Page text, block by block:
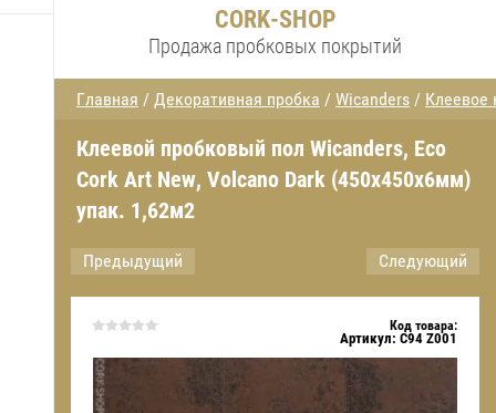
CORK-SHOP
Продажа пробковых покрытий
Главная / Декоративная пробка / Wicanders / Клеевое
Клеевой пробковый пол Wicanders, Eco
Cork Art New, Volcano Dark (450х450х6мм)
упак. 1,62м2
Предыдущий Следующий
Код товара:
Артикул: C94 Z001